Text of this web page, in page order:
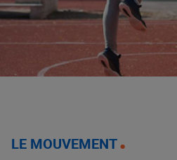
LE MOUVEMENT